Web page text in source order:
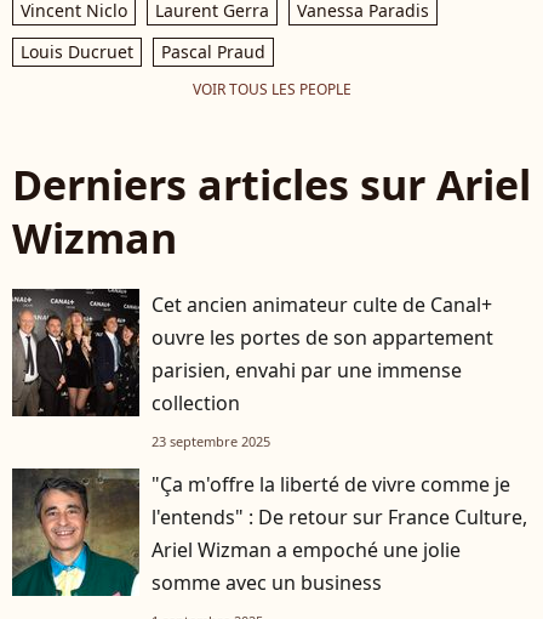
Vincent Niclo
Laurent Gerra
Vanessa Paradis
Louis Ducruet
Pascal Praud
VOIR TOUS LES PEOPLE
Derniers articles sur Ariel
Wizman
Cet ancien animateur culte de Canal+
ouvre les portes de son appartement
parisien, envahi par une immense
collection
23 septembre 2025
"Ça m'offre la liberté de vivre comme je
l'entends" : De retour sur France Culture,
Ariel Wizman a empoché une jolie
somme avec un business